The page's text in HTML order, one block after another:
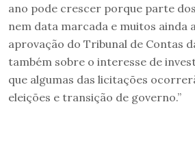
ano pode crescer porque parte
nem data marcada e muitos ainda
aprovação do Tribunal de Contas
também sobre o interesse de
que algumas das licitações
eleições e transição de governo.”